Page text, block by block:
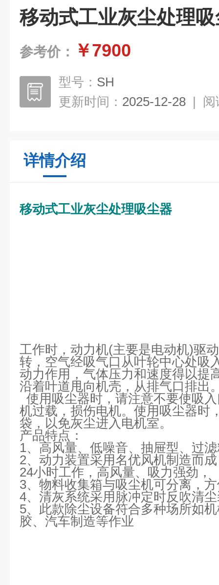
移动式工业灰尘处理
参考价： ￥7900
型号： SH
更新时间： 2025-12-28 | 阅
详情介绍
移动式工业灰尘处理吸尘器
工作时，动力机(主要是电动机)驱
转，空气经吸气口从叶轮中心处吸
动力作用，气体压力和速度得以提
沿着叶道甩向机壳，从排气口排出
使用吸尘器时，请注意不要使吸
机过载，损伤电机。使用吸尘器时
袋，以免灰尘进入电机室。
产品特点：
1、高风量、低噪音、抽屉型、过
2、动力装置采用名优风机制造而
24小时工作，高风量、吸力强劲，
3、物料收集箱与吸尘机可分离，
4、清灰系统采用脉冲定时反吹清
5、此款除尘设备符合多种场所如
胶、汽车制造等作业